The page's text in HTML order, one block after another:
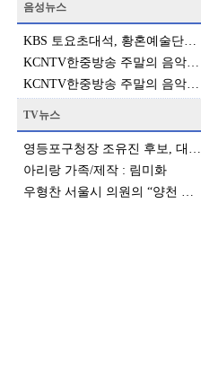
음성뉴스
KBS 토요초대석, 황혼예술단…
KCNTV한중방송 주말의 음악…
KCNTV한중방송 주말의 음악…
TV뉴스
영등포구청장 조유진 후보, 대…
아리랑 가족/제작 : 림미화
우형찬 서울시 의원의 “양천 …